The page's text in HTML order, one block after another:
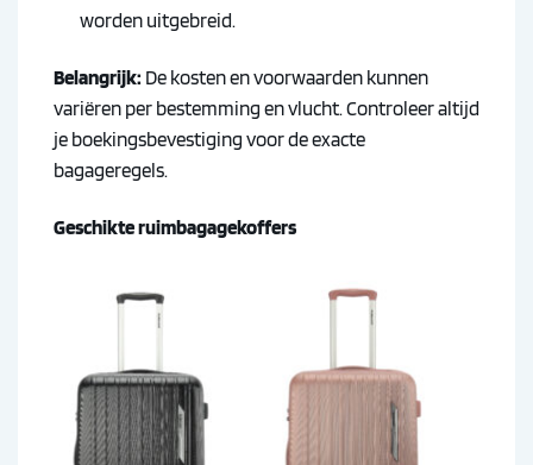
worden uitgebreid.
Belangrijk: De kosten en voorwaarden kunnen
variëren per bestemming en vlucht. Controleer altijd
je boekingsbevestiging voor de exacte
bagageregels.
Geschikte ruimbagagekoffers